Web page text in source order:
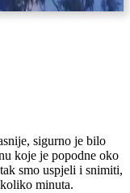
sigurno je bilo
koje je popodne oko
smo uspjeli i snimiti,
minuta.